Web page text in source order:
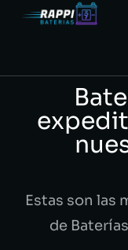
Estas son las
de